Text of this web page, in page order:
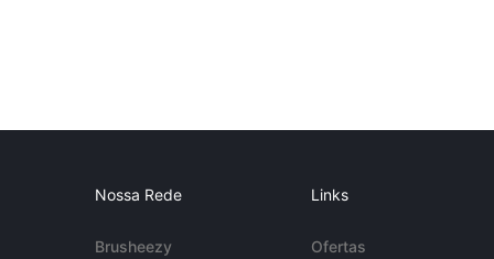
Nossa Rede
Brusheezy
Links
Ofertas